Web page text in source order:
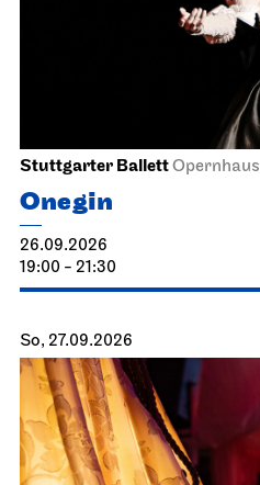
Stuttgarter BallettOpernhaus
Onegin
26.09.2026
19:00 - 21:30
So, 27.09.2026